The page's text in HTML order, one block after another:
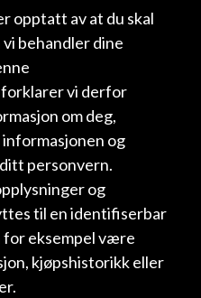
opptatt av at du skal
behandler dine
vi derfor
om deg,
og
personvern.
og
til en identifiserbar
eksempel være
kjøpshistorikk eller